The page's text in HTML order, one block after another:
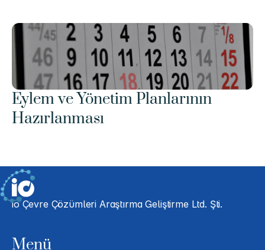
Eylem ve Yönetim Planlarının
Hazırlanması
io Çevre Çözümleri Araştırma Geliştirme Ltd. Şti.
Menü